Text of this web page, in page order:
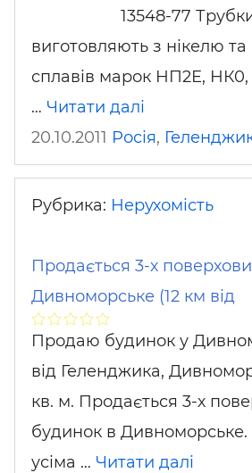
13548-77
виготовляють з нікелю та
сплавів марок НП2Е,
… Читати далі
20.10.2011 Росія,
Рубрика: Нерухомість
Продається 3-х
Дивноморське (12 км від
Продаю будинок у
від Геленджика,
кв. м. Продається 3-х
будинок в Дивноморське.
усіма … Читати далі